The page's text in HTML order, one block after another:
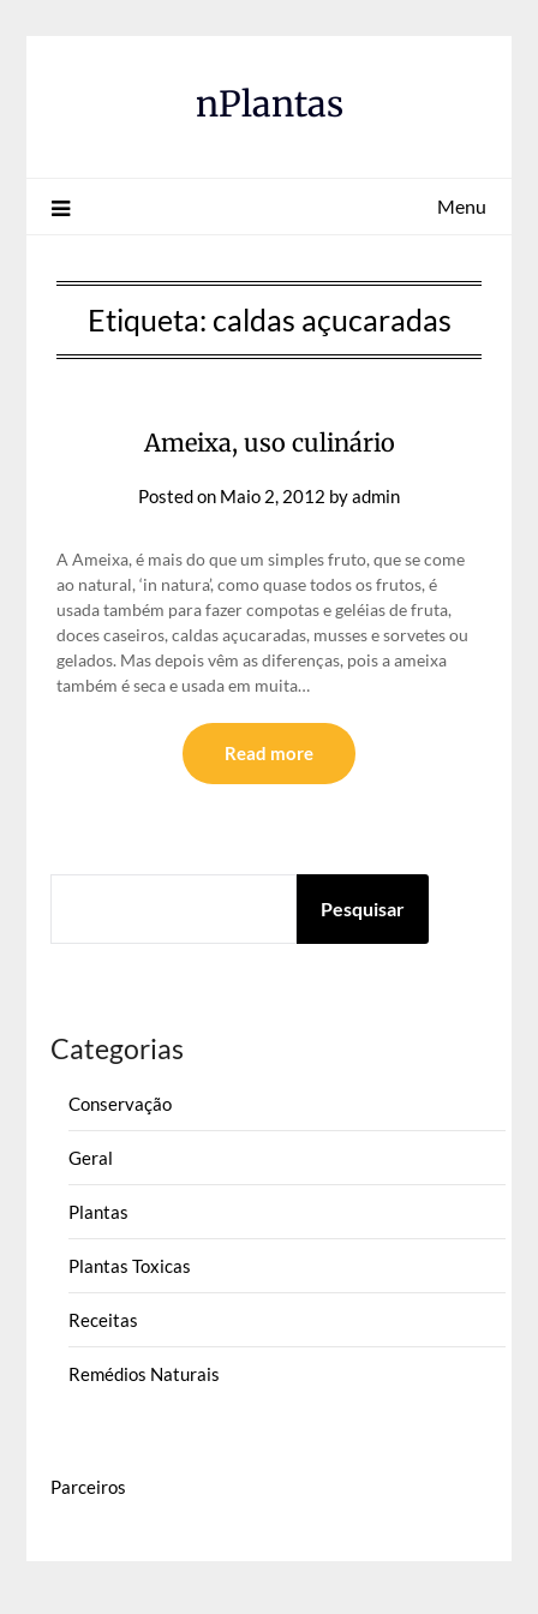
nPlantas
Menu
Etiqueta: caldas açucaradas
Ameixa, uso culinário
Posted on Maio 2, 2012 byadmin
A Ameixa, é mais do que um simples fruto, que se come
ao natural, ‘in natura’, como quase todos os frutos, é
usada também para fazer compotas e geléias de fruta,
doces caseiros, caldas açucaradas, musses e sorvetes ou
gelados. Mas depois vêm as diferenças, pois a ameixa
também é seca e usada em muita…
Read more
Pesquisar
Categorias
Conservação
Geral
Plantas
Plantas Toxicas
Receitas
Remédios Naturais
Parceiros